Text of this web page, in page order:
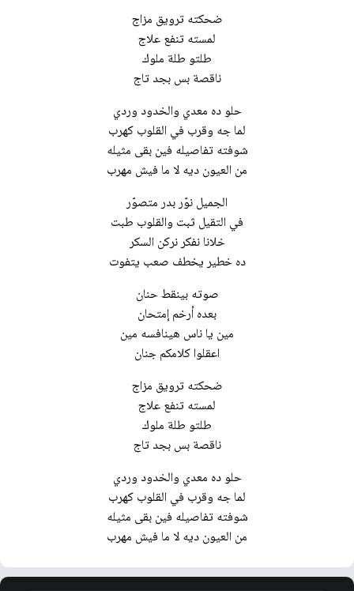
ضحكته ترويق مزاج
لمسته تنفع علاج
طلتو طلة ملوك
ناقصة بس بجد تاج
حلو ده معدي والخدود وردي
لما جه وقرب في القلوب كهرب
شوفته تفاصيله فين بقى مثيله
من العيون ديه لا ما فيش مهرب
الجميل نوّر بدر متصوّر
في التقيل ثبت والقلوب طبت
خلانا نفكر نركن السكر
ده خطير يخطف صعب يتفوت
صوته بينقط حنان
بعده أرخم إمتحان
مين يا ناس هينافسه مين
اعقلوا كلامكم جنان
ضحكته ترويق مزاج
لمسته تنفع علاج
طلتو طلة ملوك
ناقصة بس بجد تاج
حلو ده معدي والخدود وردي
لما جه وقرب في القلوب كهرب
شوفته تفاصيله فين بقى مثيله
من العيون ديه لا ما فيش مهرب